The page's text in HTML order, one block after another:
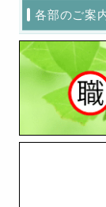
各部のご案